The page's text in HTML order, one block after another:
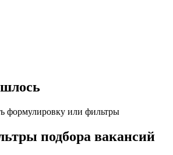
формулировку или фильтры
подбора вакансий